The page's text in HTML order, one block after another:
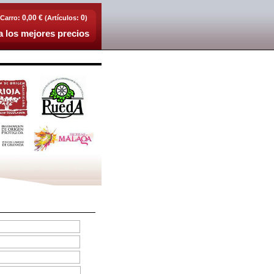
Carro: 0,00 € (Artículos: 0)
los mejores precios